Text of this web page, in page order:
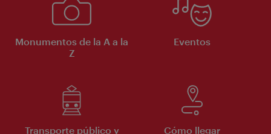
Monumentos de la A a la
Z
Eventos
Transporte público y
Cómo llegar